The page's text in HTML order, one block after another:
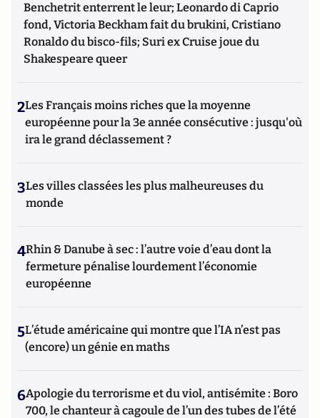
Benchetrit enterrent le leur; Leonardo di Caprio
fond, Victoria Beckham fait du brukini, Cristiano
Ronaldo du bisco-fils; Suri ex Cruise joue du
Shakespeare queer
2Les Français moins riches que la moyenne
européenne pour la 3e année consécutive : jusqu'où
ira le grand déclassement ?
3Les villes classées les plus malheureuses du
monde
4Rhin & Danube à sec : l’autre voie d’eau dont la
fermeture pénalise lourdement l’économie
européenne
5L’étude américaine qui montre que l’IA n’est pas
(encore) un génie en maths
6Apologie du terrorisme et du viol, antisémite : Boro
700, le chanteur à cagoule de l’un des tubes de l’été